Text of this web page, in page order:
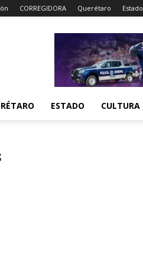
CORREGIDORA Querétaro Estado
ESTADO CULTURA